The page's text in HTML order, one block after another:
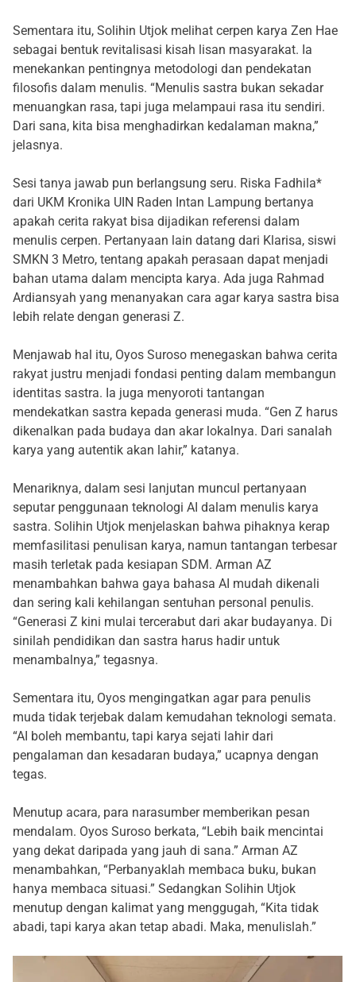
Sementara itu, Solihin Utjok melihat cerpen karya Zen Hae
sebagai bentuk revitalisasi kisah lisan masyarakat. Ia
menekankan pentingnya metodologi dan pendekatan
filosofis dalam menulis. “Menulis sastra bukan sekadar
menuangkan rasa, tapi juga melampaui rasa itu sendiri.
Dari sana, kita bisa menghadirkan kedalaman makna,”
jelasnya.
Sesi tanya jawab pun berlangsung seru. Riska Fadhila*
dari UKM Kronika UIN Raden Intan Lampung bertanya
apakah cerita rakyat bisa dijadikan referensi dalam
menulis cerpen. Pertanyaan lain datang dari Klarisa, siswi
SMKN 3 Metro, tentang apakah perasaan dapat menjadi
bahan utama dalam mencipta karya. Ada juga Rahmad
Ardiansyah yang menanyakan cara agar karya sastra bisa
lebih relate dengan generasi Z.
Menjawab hal itu, Oyos Suroso menegaskan bahwa cerita
rakyat justru menjadi fondasi penting dalam membangun
identitas sastra. Ia juga menyoroti tantangan
mendekatkan sastra kepada generasi muda. “Gen Z harus
dikenalkan pada budaya dan akar lokalnya. Dari sanalah
karya yang autentik akan lahir,” katanya.
Menariknya, dalam sesi lanjutan muncul pertanyaan
seputar penggunaan teknologi AI dalam menulis karya
sastra. Solihin Utjok menjelaskan bahwa pihaknya kerap
memfasilitasi penulisan karya, namun tantangan terbesar
masih terletak pada kesiapan SDM. Arman AZ
menambahkan bahwa gaya bahasa AI mudah dikenali
dan sering kali kehilangan sentuhan personal penulis.
“Generasi Z kini mulai tercerabut dari akar budayanya. Di
sinilah pendidikan dan sastra harus hadir untuk
menambalnya,” tegasnya.
Sementara itu, Oyos mengingatkan agar para penulis
muda tidak terjebak dalam kemudahan teknologi semata.
“AI boleh membantu, tapi karya sejati lahir dari
pengalaman dan kesadaran budaya,” ucapnya dengan
tegas.
Menutup acara, para narasumber memberikan pesan
mendalam. Oyos Suroso berkata, “Lebih baik mencintai
yang dekat daripada yang jauh di sana.” Arman AZ
menambahkan, “Perbanyaklah membaca buku, bukan
hanya membaca situasi.” Sedangkan Solihin Utjok
menutup dengan kalimat yang menggugah, “Kita tidak
abadi, tapi karya akan tetap abadi. Maka, menulislah.”